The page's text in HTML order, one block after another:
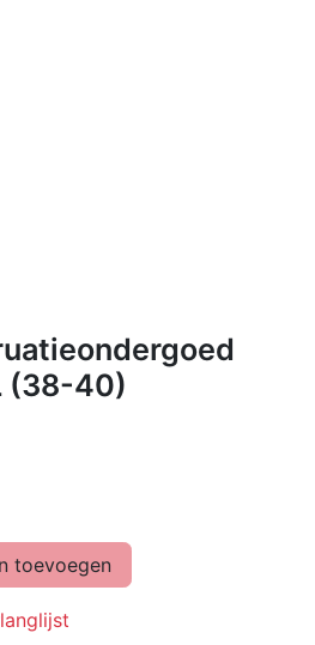
(38-40)
toevoegen